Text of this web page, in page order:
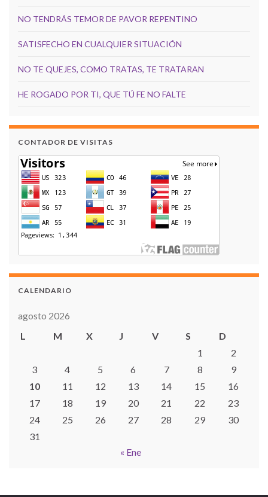
NO TENDRÁS TEMOR DE PAVOR REPENTINO
SATISFECHO EN CUALQUIER SITUACIÓN
NO TE QUEJES, COMO TRATAS, TE TRATARAN
HE ROGADO POR TI, QUE TÚ FE NO FALTE
CONTADOR DE VISITAS
CALENDARIO
agosto 2026
L
M X J V S
D
1
2
3
4 5 6 7 8
9
10
11 12 13 14 15
16
17
18 19 20 21 22
23
24
25 26 27 28 29
30
31
« Ene